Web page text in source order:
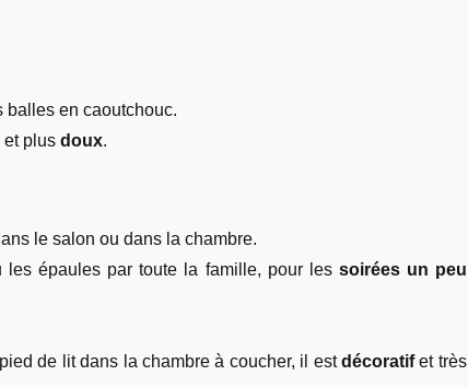
balles en caoutchouc.
et plus doux.
le salon ou dans la chambre.
les épaules par toute la famille, pour les soirées un peu
de lit dans la chambre à coucher, il estdécoratifet très